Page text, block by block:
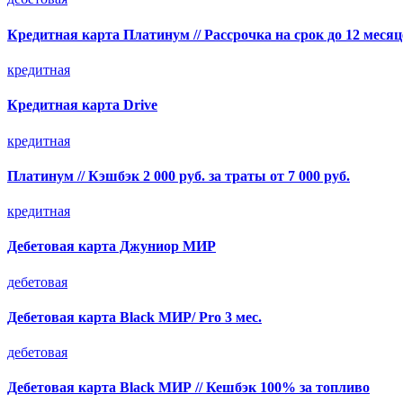
Кредитная карта Платинум // Рассрочка на срок до 12
кредитная
Кредитная карта Drive
кредитная
Платинум // Кэшбэк 2 000 руб. за траты от 7 000 руб.
кредитная
Дебетовая карта Джуниор МИР
дебетовая
Дебетовая карта Black МИР/ Pro 3 мес.
дебетовая
Дебетовая карта Black МИР // Кешбэк 100% за топливо